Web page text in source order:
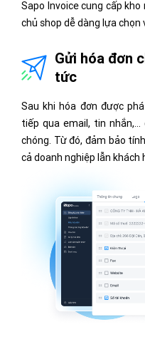
Sapo Invoice cung cấp
chủ shop dễ dàng lựa chọn
Gửi hóa đơn
tức
Sau khi hóa đơn được
tiếp qua email, tin
chóng. Từ đó, đảm bảo
cả doanh nghiệp lẫn khách